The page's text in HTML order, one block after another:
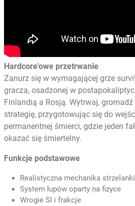
Hardcore'owe przetrwanie
Zanurz się w wymagającej grze
gracza, osadzonej w
Finlandią a Rosją. Wytrwaj,
strategię, przygotowując się do
permanentnej śmierci, gdzie jeden
okazać się śmiertelny.
Funkcje podstawowe
Realistyczna mechanika
System łupów oparty na fizyce
Wrogie SI i frakcje